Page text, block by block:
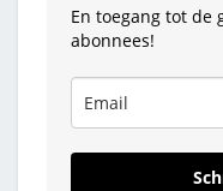
En toegang tot de
abonnees!